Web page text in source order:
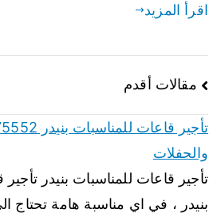
اقرأ المزيد
مقالات أقدم
والحفلات
تأجير قاعات للمناسبات بنيدر
بنيدر ، في اي مناسبة هامة تحتاج